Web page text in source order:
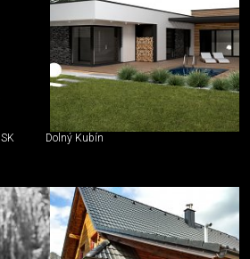
SK Dolný Kubín